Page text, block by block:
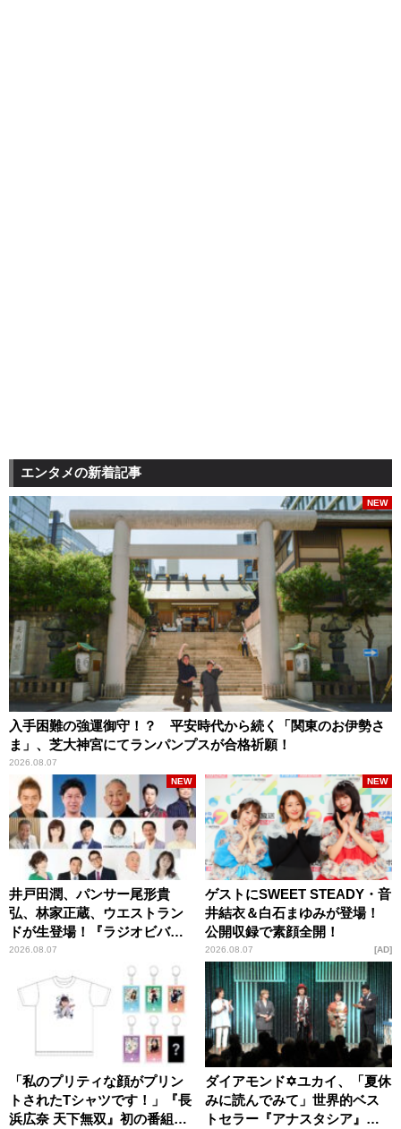
エンタメの新着記事
入手困難の強運御守！？ 平安時代から続く「関東のお伊勢さ
ま」、芝大神宮にてランパンプスが合格祈願！
2026.08.07
NEW
井戸田潤、パンサー尾形貴
弘、林家正蔵、ウエストラン
ドが生登場！『ラジオビバリ
ー昼ズ』
2026.08.07
NEW
ゲストにSWEET STEADY・音
井結衣＆白石まゆみが登場！
公開収録で素顔全開！
2026.08.07
NEW
AD
「私のプリティな顔がプリン
トされたTシャツです！」『長
浜広奈 天下無双』初の番組グ
ダイアモンド✡ユカイ、「夏休
みに読んでみて」世界的ベス
トセラー『アナスタシア』を